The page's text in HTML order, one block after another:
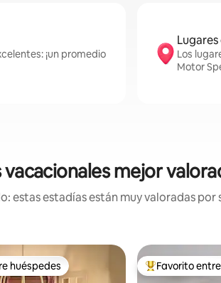
¡un promedio
Los
Motor
mejor
estas estadías están muy valoradas
preferido
huéspedes Favorito entre
Favorito